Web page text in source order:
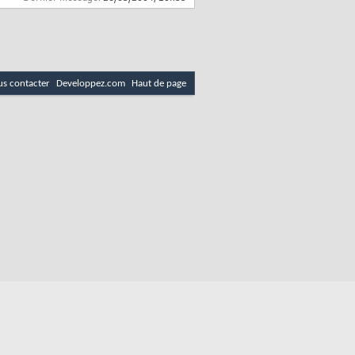
contacter Developpez.com Haut de page